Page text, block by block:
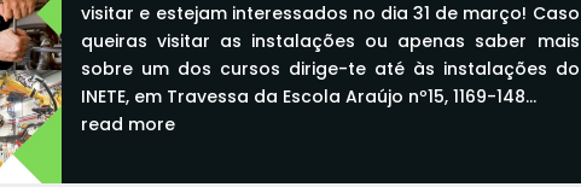
visitar e estejam interessados no dia 31 de março! Caso
queiras visitar as instalações ou apenas saber mais
sobre um dos cursos dirige-te até às instalações do
INETE, em Travessa da Escola Araújo nº15, 1169-148...
read more